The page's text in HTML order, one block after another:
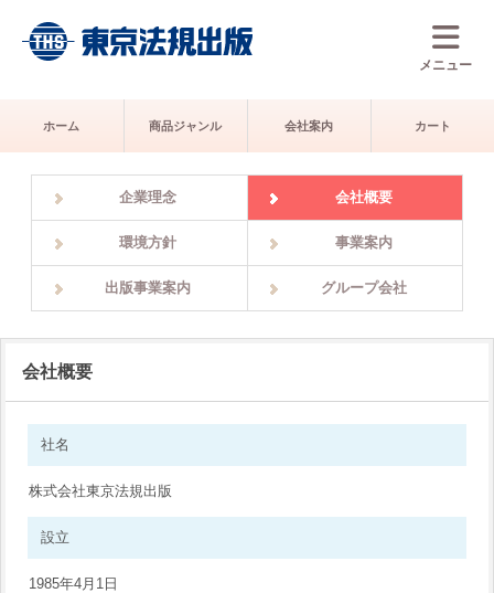
メニュー
ホーム 商品ジャンル 会社案内 カート
企業理念 会社概要
環境方針 事業案内
出版事業案内 グループ会社
会社概要
社名
株式会社東京法規出版
設立
1985年4月1日